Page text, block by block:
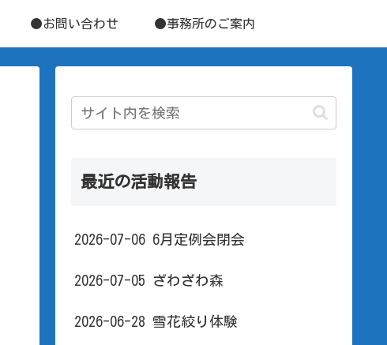
●お問い合わせ ●事務所のご案内
最近の活動報告
2026-07-06 6月定例会閉会
2026-07-05 ざわざわ森
2026-06-28 雪花絞り体験